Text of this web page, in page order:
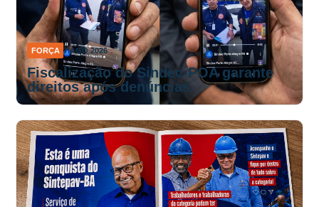
FORÇA 7 AGO 2026
Fiscalização do Sindec-POA garante
direitos após denúncias